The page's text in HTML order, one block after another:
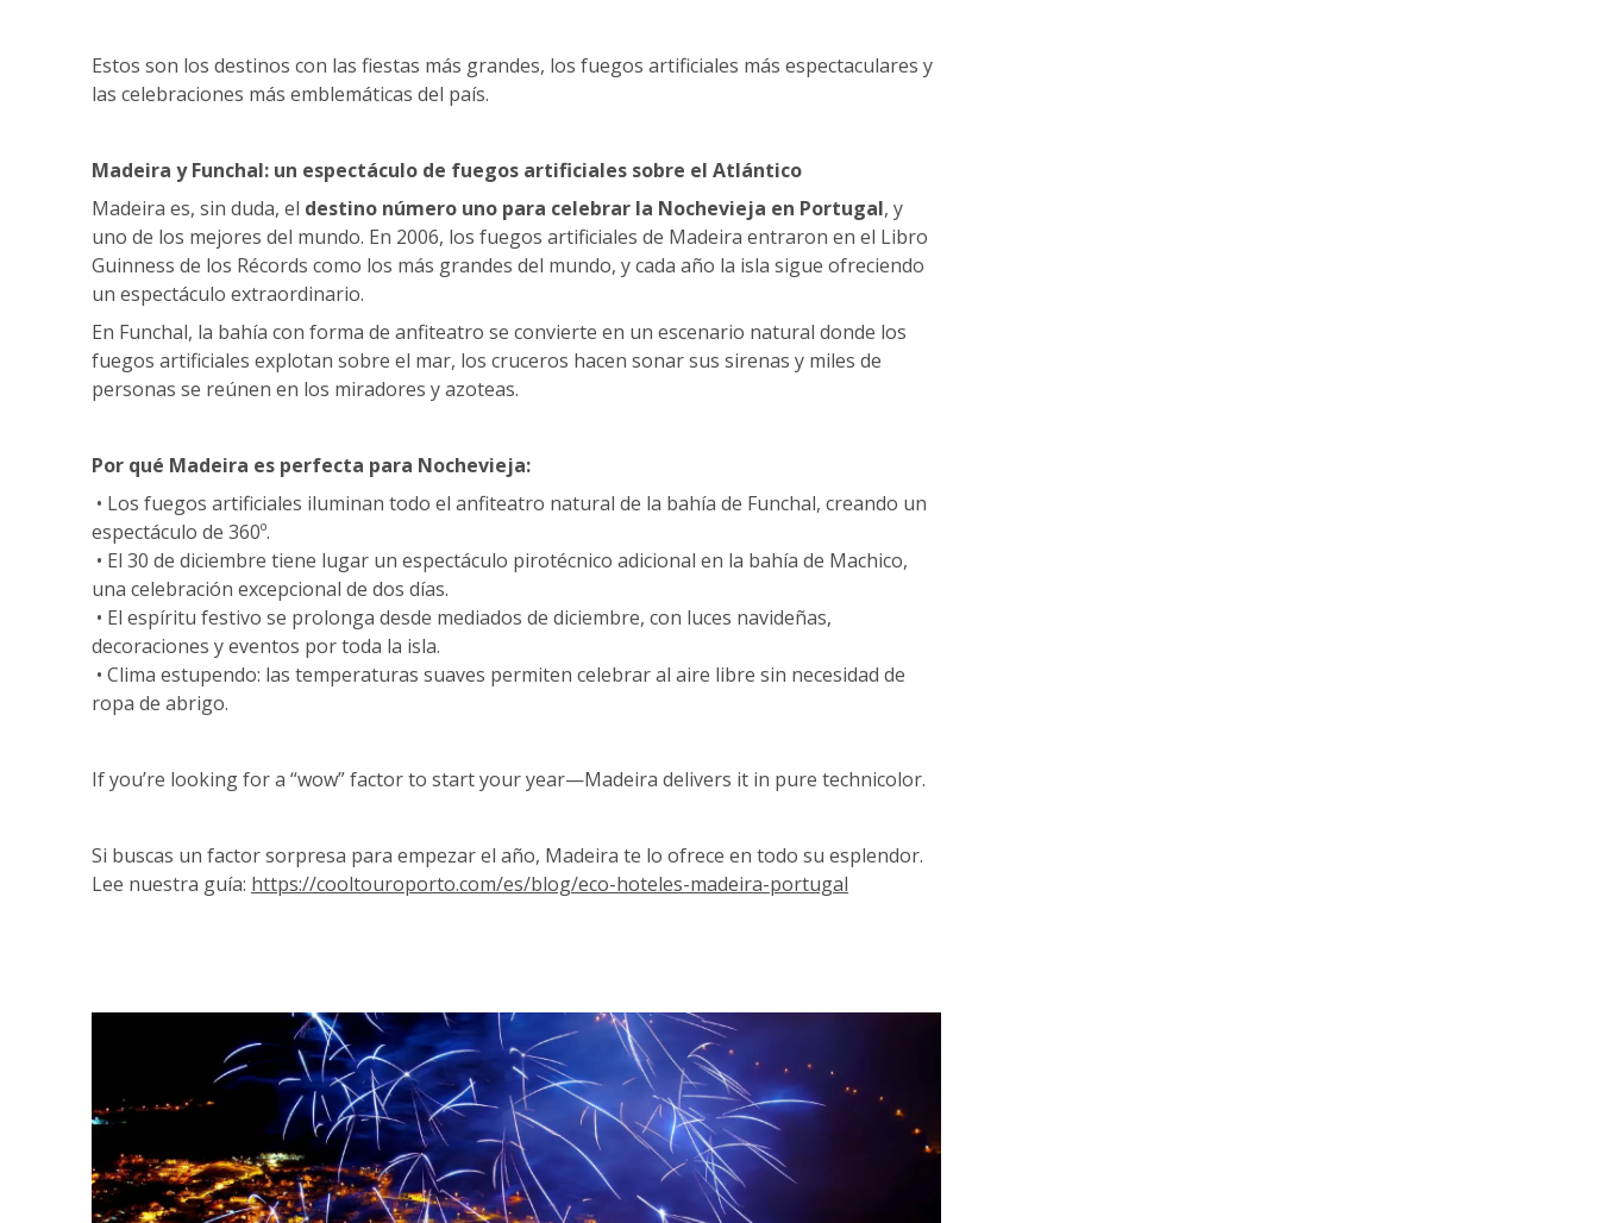
Estos son los destinos con las fiestas más grandes, los fuegos artificiales más espectaculares y
las celebraciones más emblemáticas del país.
Madeira y Funchal: un espectáculo de fuegos artificiales sobre el Atlántico
Madeira es, sin duda, el destino número uno para celebrar la Nochevieja en Portugal, y
uno de los mejores del mundo. En 2006, los fuegos artificiales de Madeira entraron en el Libro
Guinness de los Récords como los más grandes del mundo, y cada año la isla sigue ofreciendo
un espectáculo extraordinario.
En Funchal, la bahía con forma de anfiteatro se convierte en un escenario natural donde los
fuegos artificiales explotan sobre el mar, los cruceros hacen sonar sus sirenas y miles de
personas se reúnen en los miradores y azoteas.
Por qué Madeira es perfecta para Nochevieja:
• Los fuegos artificiales iluminan todo el anfiteatro natural de la bahía de Funchal, creando un
espectáculo de 360º.
• El 30 de diciembre tiene lugar un espectáculo pirotécnico adicional en la bahía de Machico,
una celebración excepcional de dos días.
• El espíritu festivo se prolonga desde mediados de diciembre, con luces navideñas,
decoraciones y eventos por toda la isla.
• Clima estupendo: las temperaturas suaves permiten celebrar al aire libre sin necesidad de
ropa de abrigo.
If you’re looking for a “wow” factor to start your year—Madeira delivers it in pure technicolor.
Si buscas un factor sorpresa para empezar el año, Madeira te lo ofrece en todo su esplendor.
Lee nuestra guía: https://cooltouroporto.com/es/blog/eco-hoteles-madeira-portugal